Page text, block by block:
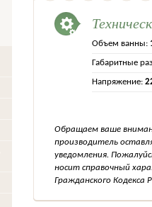
Объем ванны:
Габаритные
Напряжение:
Обращаем ваше
производитель
уведомления.
носит справочный
Гражданского Кодекса